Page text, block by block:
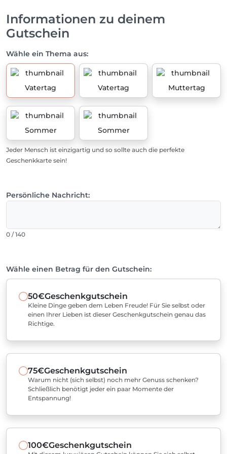
Informationen zu deinem
Gutschein
Wähle ein Thema aus:
Vatertag Vatertag Muttertag
Sommer Sommer
Jeder Mensch ist einzigartig und so sollte auch die perfekte
Geschenkkarte sein!
Persönliche Nachricht:
0 / 140
Wähle einen Betrag für den Gutschein:
50€Geschenkgutschein
Kleine Dinge geben dem Leben Freude! Für Sie selbst oder
einen Ihrer Lieben ist dieser Geschenkgutschein genau das
Richtige.
75€Geschenkgutschein
Warum nicht (sich selbst) noch mehr Genuss schenken?
Schließlich benötigt jeder ein paar Momente der
Entspannung!
100€Geschenkgutschein